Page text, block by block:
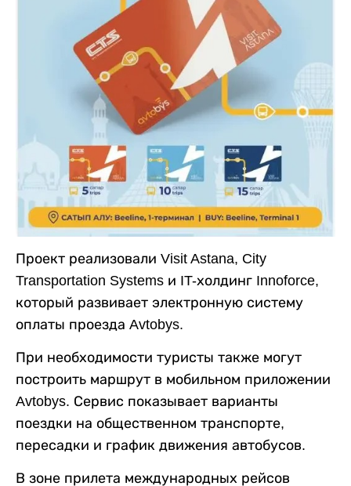
Проект реализовали Visit Astana, City
Transportation Systems и IT-холдинг Innoforce,
который развивает электронную систему
оплаты проезда Avtobys.
При необходимости туристы также могут
построить маршрут в мобильном приложении
Avtobys. Сервис показывает варианты
поездки на общественном транспорте,
пересадки и график движения автобусов.
В зоне прилета международных рейсов